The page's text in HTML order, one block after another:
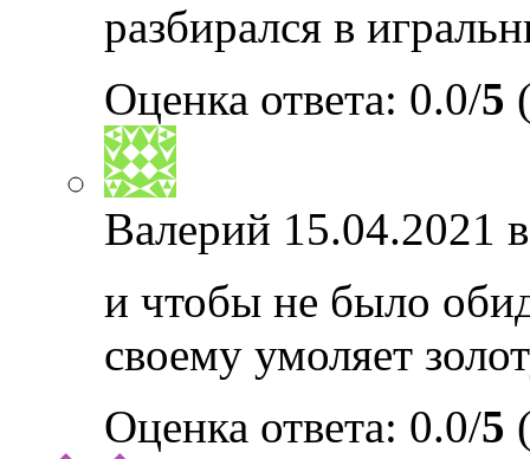
разбирался в
Оценка ответа: 0.0/5
Валерий 15.04.2021
и чтобы не было
своему умоляет
Оценка ответа: 0.0/5